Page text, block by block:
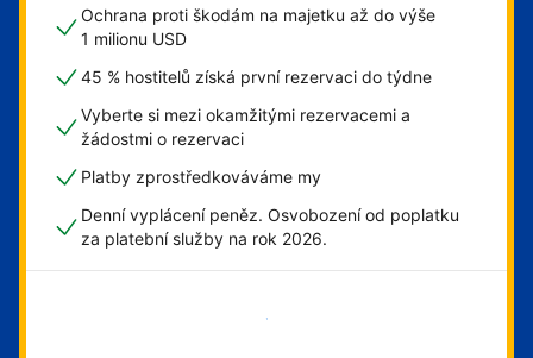
Ochrana proti škodám na majetku až do výše
1 milionu USD
45 % hostitelů získá první rezervaci do týdne
Vyberte si mezi okamžitými rezervacemi a
žádostmi o rezervaci
Platby zprostředkováváme my
Denní vyplácení peněz. Osvobození od poplatku
za platební služby na rok 2026.
Začít hned